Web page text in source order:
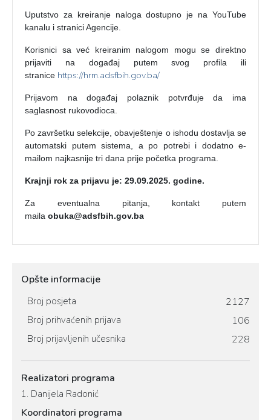
Uputstvo za kreiranje naloga dostupno je na YouTube
kanalu i stranici Agencije.
Korisnici sa već kreiranim nalogom mogu se direktno
prijaviti na događaj putem svog profila ili
stranice https://hrm.adsfbih.gov.ba/
Prijavom na događaj polaznik potvrđuje da ima
saglasnost rukovodioca.
Po završetku selekcije, obavještenje o ishodu dostavlja se
automatski putem sistema, a po potrebi i dodatno e-
mailom najkasnije tri dana prije početka programa.
Krajnji rok za prijavu je: 29.09.2025. godine.
Za eventualna pitanja, kontakt putem
maila obuka@adsfbih.gov.ba
Opšte informacije
Broj posjeta 2127
Broj prihvaćenih prijava 106
Broj prijavljenih učesnika 228
Realizatori programa
1. Danijela Radonić
Koordinatori programa